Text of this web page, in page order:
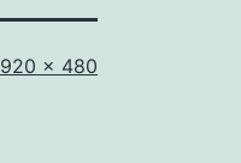
Full
920 × 480